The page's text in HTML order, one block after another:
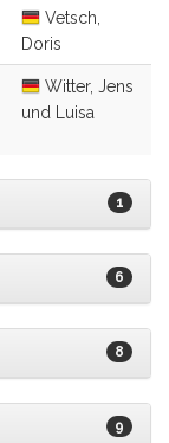
Vetsch,
Doris
Witter, Jens
und Luisa
1
6
8
9